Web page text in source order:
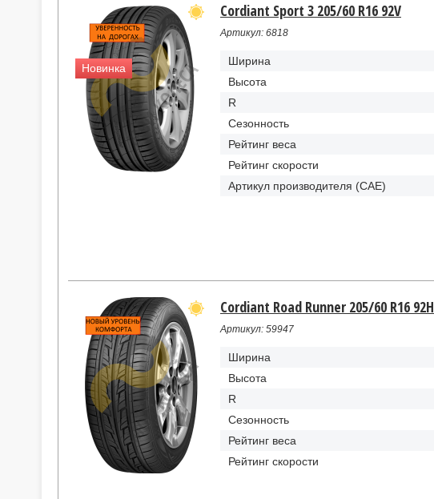
Новинка
Cordiant Sport 3 205/60 R16 92V
Артикул: 6818
Ширина
Высота
R
Сезонность
Рейтинг веса
Рейтинг скорости
Артикул производителя (CAE)
Cordiant Road Runner 205/60 R16 92H
Артикул: 59947
Ширина
Высота
R
Сезонность
Рейтинг веса
Рейтинг скорости